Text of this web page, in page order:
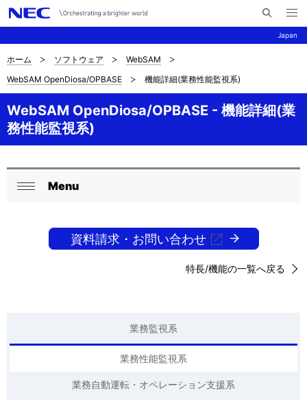
Japan
イ
メ
ニ
ュ
ナ
ビ
ゲ
ー
ョ
サ
イ
ト
内
の
現
示
ホーム ソフトウェア
WebSAM
WebSAM OpenDiosa/OPBASE
機能詳細(業務性能監視系)
WebSAM OpenDiosa/OPBASE - 機能詳細(業
務性能監視系)
ロ
ゲ
Menu
資料請求・お問い合わせ
特長/機能の一覧へ戻る
業務監視系
業務性能監視系
業務自動運転・オペレーション支援系